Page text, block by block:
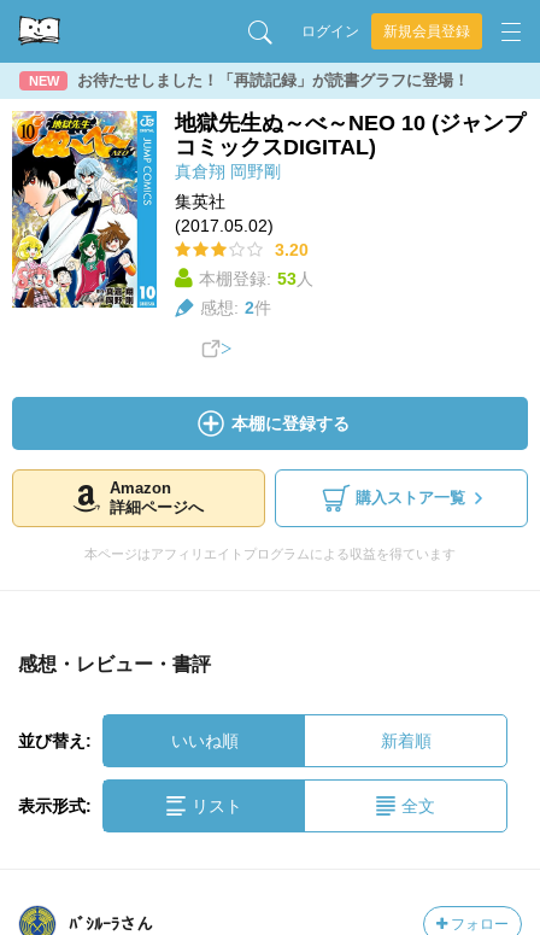
ログイン 新規会員登録
NEW お待たせしました！「再読記録」が読書グラフに登場！
地獄先生ぬ～べ～NEO 10 (ジャンプ
コミックスDIGITAL)
真倉翔 岡野剛
集英社
(2017.05.02)
3.20
本棚登録: 53人
感想: 2件
本棚に登録する
Amazon
詳細ページへ
購入ストア一覧
本ページはアフィリエイトプログラムによる収益を得ています
感想・レビュー・書評
並び替え: いいね順 新着順
表示形式: リスト 全文
ﾊﾞｼﾙｰﾗさん フォロー